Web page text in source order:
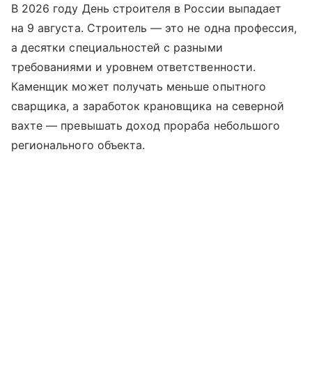
В 2026 году День строителя в России выпадает
на 9 августа. Строитель — это не одна профессия,
а десятки специальностей с разными
требованиями и уровнем ответственности.
Каменщик может получать меньше опытного
сварщика, а заработок крановщика на северной
вахте — превышать доход прораба небольшого
регионального объекта.